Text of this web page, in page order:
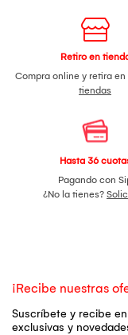
Retiro en
Compra online y retira en
tiendas
Hasta 36
Pagando con
¿No la tienes?
¡Recibe nuestras
Suscríbete y recibe
exclusivas y